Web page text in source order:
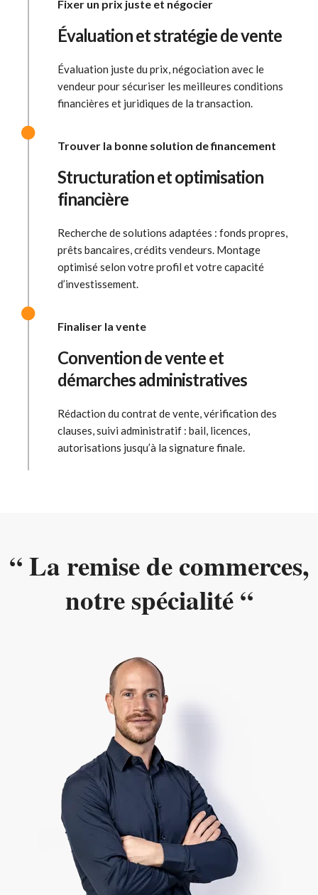
Fixer un prix juste et négocier
Évaluation et stratégie de vente
Évaluation juste du prix, négociation avec le
vendeur pour sécuriser les meilleures conditions
financières et juridiques de la transaction.
Trouver la bonne solution de financement
Structuration et optimisation
financière
Recherche de solutions adaptées : fonds propres,
prêts bancaires, crédits vendeurs. Montage
optimisé selon votre profil et votre capacité
d’investissement.
Finaliser la vente
Convention de vente et
démarches administratives
Rédaction du contrat de vente, vérification des
clauses, suivi administratif : bail, licences,
autorisations jusqu’à la signature finale.
“ La remise de commerces,
notre spécialité “